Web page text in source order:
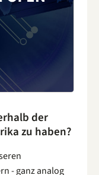
der
zu haben?
- ganz analog